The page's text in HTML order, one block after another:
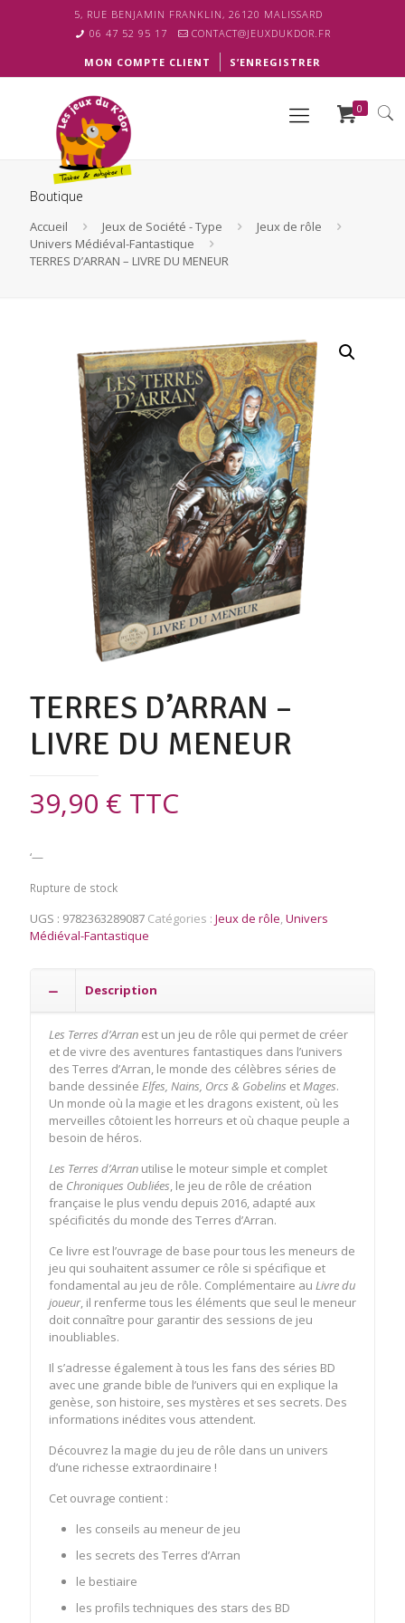
5, RUE BENJAMIN FRANKLIN, 26120 MALISSARD
06 47 52 95 17
CONTACT@JEUXDUKDOR.FR
MON COMPTE CLIENT S’ENREGISTRER
0
Boutique
Accueil Jeux de Société - Type
Jeux de rôle
Univers Médiéval-Fantastique
TERRES D’ARRAN – LIVRE DU MENEUR
TERRES D’ARRAN –
LIVRE DU MENEUR
39,90 € TTC
‘—
Rupture de stock
UGS : 9782363289087 Catégories : Jeux de rôle,Univers
Médiéval-Fantastique
Description
Les Terres d’Arran est un jeu de rôle qui permet de créer
et de vivre des aventures fantastiques dans l’univers
des Terres d’Arran, le monde des célèbres séries de
bande dessinée Elfes, Nains, Orcs & Gobelins etMages.
Un monde où la magie et les dragons existent, où les
merveilles côtoient les horreurs et où chaque peuple a
besoin de héros.
Les Terres d’Arran utilise le moteur simple et complet
de Chroniques Oubliées, le jeu de rôle de création
française le plus vendu depuis 2016, adapté aux
spécificités du monde des Terres d’Arran.
Ce livre est l’ouvrage de base pour tous les meneurs de
jeu qui souhaitent assumer ce rôle si spécifique et
fondamental au jeu de rôle. Complémentaire au Livre du
joueur, il renferme tous les éléments que seul le meneur
doit connaître pour garantir des sessions de jeu
inoubliables.
Il s’adresse également à tous les fans des séries BD
avec une grande bible de l’univers qui en explique la
genèse, son histoire, ses mystères et ses secrets. Des
informations inédites vous attendent.
Découvrez la magie du jeu de rôle dans un univers
d’une richesse extraordinaire !
Cet ouvrage contient :
les conseils au meneur de jeu
les secrets des Terres d’Arran
le bestiaire
les profils techniques des stars des BD